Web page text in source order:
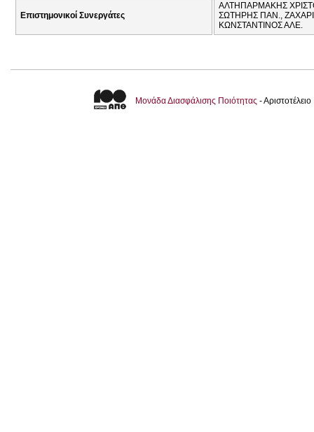
Επιστημονικοί Συνεργάτες
ΑΛΤΗΠΑΡΜΑΚΗΣ
ΣΩΤΗΡΗΣ ΠΑΝ.,
ΚΩΝΣΤΑΝΤΙΝΟΣ ΑΛΕ.
Μονάδα Διασφάλισης Ποιότητας -